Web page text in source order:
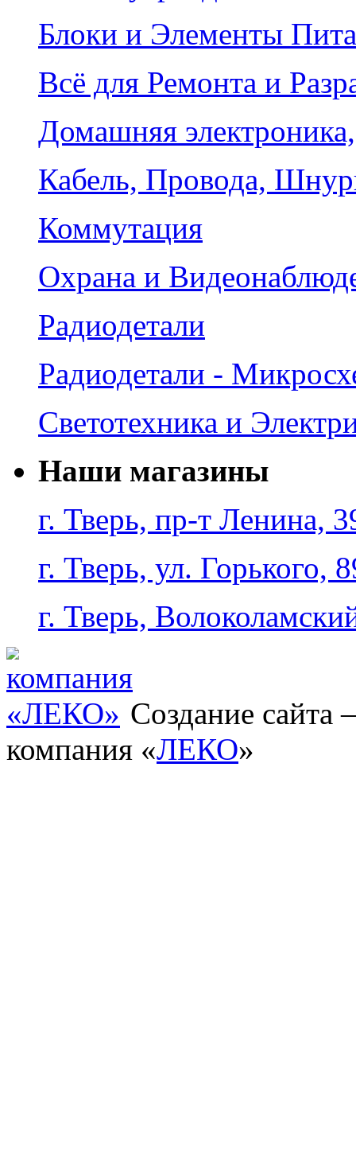
Блоки и Элементы
Всё для Ремонта и
Домашняя
Кабель, Провода,
Коммутация
Охрана и
Радиодетали
Радиодетали -
Светотехника и
Наши магазины
г. Тверь, пр-т Ленина,
г. Тверь, ул. Горького,
г. Тверь,
Создание сайта
компания «ЛЕКО»